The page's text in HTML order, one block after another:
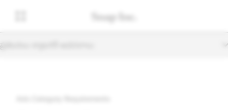
ప్రకటనలు క్యాటగిరీ అవసరాలు